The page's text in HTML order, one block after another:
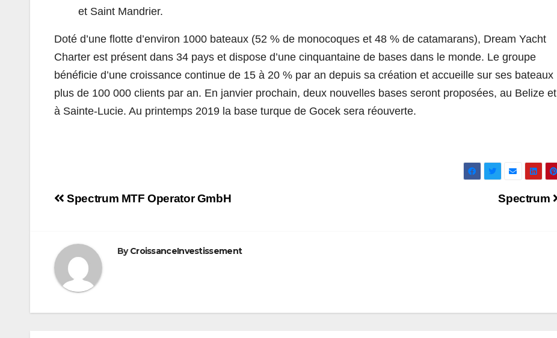
et Saint Mandrier.
Doté d’une flotte d’environ 1000 bateaux (52 % de monocoques et 48 % de catamarans), Dream Yacht
Charter est présent dans 34 pays et dispose d’une cinquantaine de bases dans le monde. Le groupe
bénéficie d’une croissance continue de 15 à 20 % par an depuis sa création et accueille sur ses bateaux
plus de 100 000 clients par an. En janvier prochain, deux nouvelles bases seront proposées, au Belize et
à Sainte-Lucie. Au printemps 2019 la base turque de Gocek sera réouverte.
Navigation
l’article
Spectrum
Spectrum MTF Operator GmbH
ByCroissanceInvestissement